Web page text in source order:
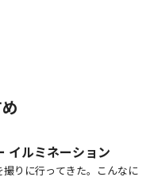
イルミネーション
撮りに行ってきた。こんなに